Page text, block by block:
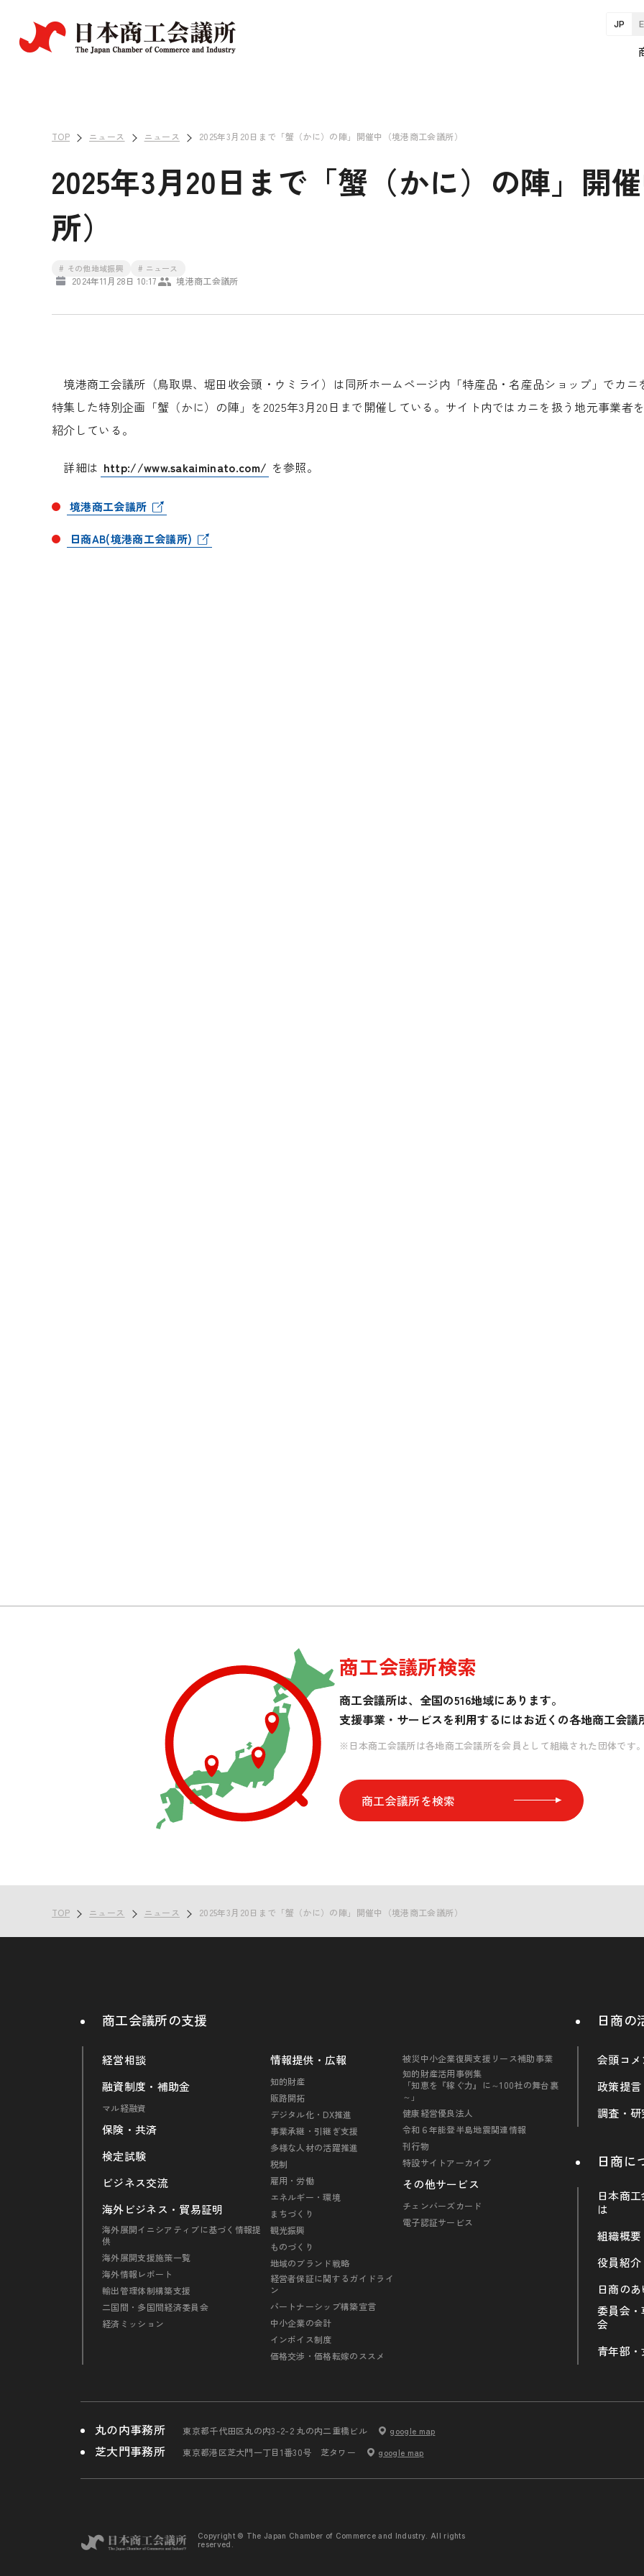
JP
TOP ニュース ニュース 2025年3月20日まで「蟹（かに）の陣」開催中（境港商工会議所）
2025年3月20日まで「蟹（かに）の陣」開
所）
# その他地域振興 # ニュース
2024年11月28日 10:17 境港商工会議所
境港商工会議所（鳥取県、堀田收会頭・ウミライ）は同所ホームページ内「特産品・名産品ショップ」でカニ
特集した特別企画「蟹（かに）の陣」を 2025年3月 20 日まで開催している。サイト内ではカニを扱う地元事業者を
紹介している。
詳細は http://www.sakaiminato.com/ を参照。
境港商工会議所
日商AB(境港商工会議所)
商工会議所検索
商工会議所は、全国の516地域にあります。
支援事業・サービスを利用するにはお近くの各地商工会議
※日本商工会議所は各地商工会議所を会員として組織された団体です。
商工会議所を検索
TOP ニュース ニュース 2025年3月20日まで「蟹（かに）の陣」開催中（境港商工会議所）
商工会議所の支援
経営相談
融資制度・補助金
マル経融資
保険・共済
検定試験
ビジネス交流
海外ビジネス・貿易証明
海外展開イニシアティブに基づく情報提
供
海外展開支援施策一覧
海外情報レポート
輸出管理体制構築支援
二国間・多国間経済委員会
経済ミッション
情報提供・広報
知的財産
販路開拓
デジタル化・DX推進
事業承継・引継ぎ支援
多様な人材の活躍推進
税制
雇用・労働
エネルギー・環境
まちづくり
観光振興
ものづくり
地域のブランド戦略
経営者保証に関するガイドライ
ン
パートナーシップ構築宣言
中小企業の会計
インボイス制度
価格交渉・価格転嫁のススメ
被災中小企業復興支援リース補助事業
知的財産活用事例集
「知恵を『稼ぐ力』に～100社の舞台裏
～」
健康経営優良法人
令和６年能登半島地震関連情報
刊行物
特設サイトアーカイブ
その他サービス
チェンバーズカード
電子認証サービス
日商の
会頭コメ
政策提言
調査・研
日商に
日本商
は
組織概要
役員紹介
日商の
委員会・
会
青年部
丸の内事務所 東京都千代田区丸の内3-2-2 丸の内二重橋ビル google map
芝大門事務所 東京都港区芝大門一丁目1番30号 芝タワー google map
Copyright © The Japan Chamber of Commerce and Industry. All rights
reserved.